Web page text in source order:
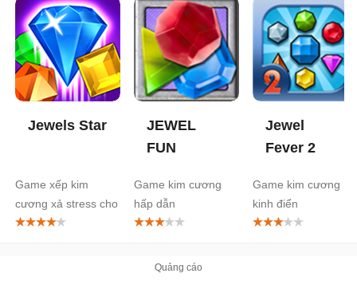
Jewels Star
Game xếp kim
cương xả stress cho
mọi người
JEWEL
FUN
Game kim cương
hấp dẫn
Jewel
Fever 2
Game kim cương
kinh điển